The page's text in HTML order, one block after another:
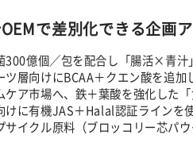
で差別化できる企画
300億個／包を配合し「腸活×青汁
ツ層向けにBCAA＋クエン酸を追
ケア市場へ、鉄＋葉酸を強化した
けに有機JAS＋Halal認証ラインを
サイクル原料（ブロッコリー芯パ